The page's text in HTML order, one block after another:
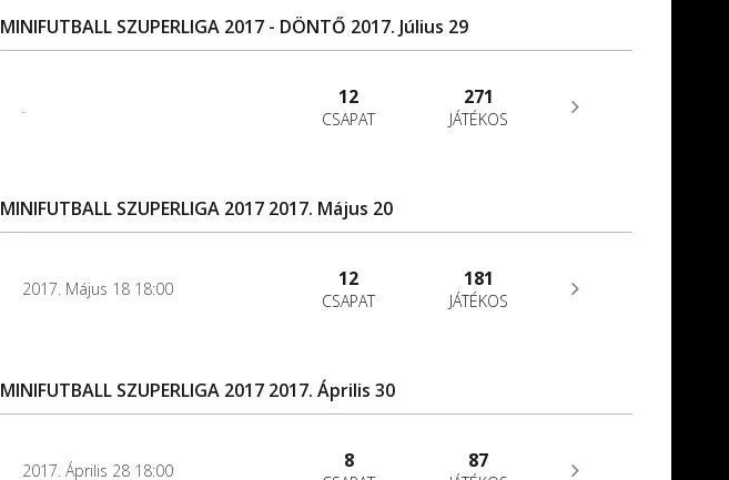
MINIFUTBALL SZUPERLIGA 2017 - DÖNTŐ 2017. Július 29
12
CSAPAT
271
JÁTÉKOS
MINIFUTBALL SZUPERLIGA 2017 2017. Május 20
2017. Május 18 18:00 12
CSAPAT
181
JÁTÉKOS
MINIFUTBALL SZUPERLIGA 2017 2017. Április 30
2017. Április 28 18:00 8 87